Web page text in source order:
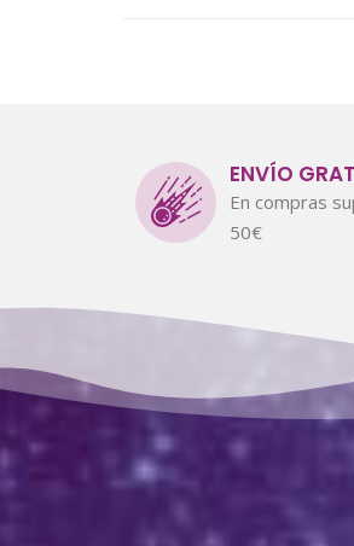
ENVÍO
En compras
50€